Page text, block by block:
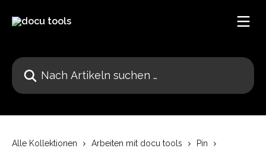
Nach Artikeln suchen …
Alle Kollektionen Arbeiten mit docu tools
Pin